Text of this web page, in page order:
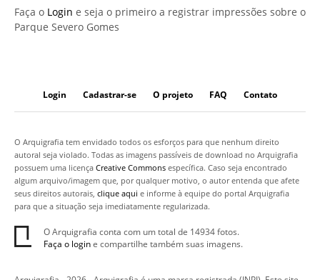
Faça o Login e seja o primeiro a registrar impressões sobre o
Parque Severo Gomes
Login Cadastrar-se O projeto FAQ Contato
O Arquigrafia tem envidado todos os esforços para que nenhum direito
autoral seja violado. Todas as imagens passíveis de download no Arquigrafia
possuem uma licença Creative Commons específica. Caso seja encontrado
algum arquivo/imagem que, por qualquer motivo, o autor entenda que afete
seus direitos autorais, clique aqui e informe à equipe do portal Arquigrafia
para que a situação seja imediatamente regularizada.
O Arquigrafia conta com um total de 14934 fotos.
Faça o logine compartilhe também suas imagens.